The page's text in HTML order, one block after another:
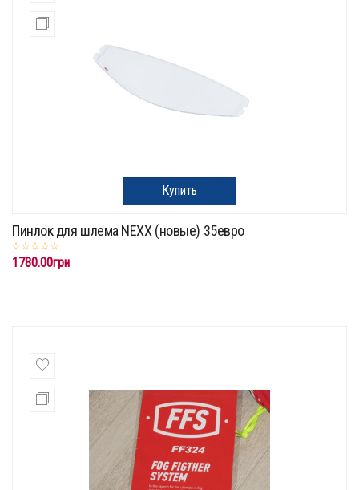
Купить
Пинлок для шлема NEXX (новые) 35евро
1780.00грн